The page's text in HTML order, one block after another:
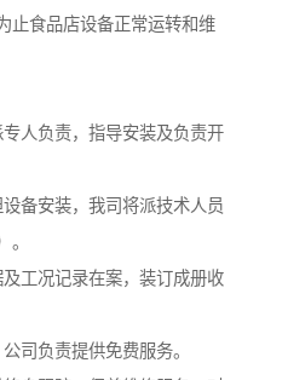
止食品店设备正常运转和维
人负责，指导安装及负责开
备安装，我司将派技术人员
。
工况记录在案，装订成册收
司负责提供免费服务。